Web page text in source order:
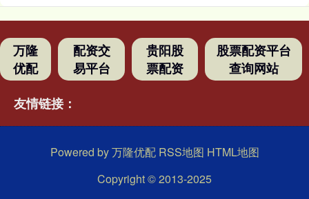
万隆
优配
配资交
易平台
贵阳股
票配资
股票配资平台
查询网站
友情链接：
Powered by万隆优配 RSS地图 HTML地图
Copyright© 2013-2025